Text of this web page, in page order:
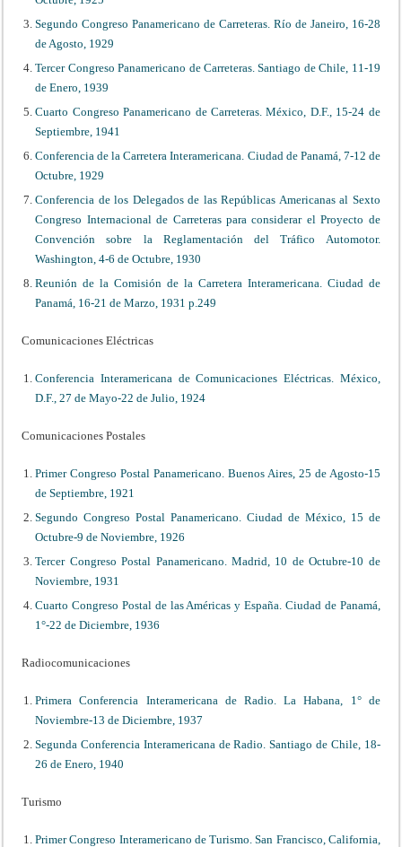
Segundo Congreso Panamericano de Carreteras. Río de Janeiro, 16-28
de Agosto, 1929
Tercer Congreso Panamericano de Carreteras. Santiago de Chile, 11-19
de Enero, 1939
Cuarto Congreso Panamericano de Carreteras. México, D.F., 15-24 de
Septiembre, 1941
Conferencia de la Carretera Interamericana. Ciudad de Panamá, 7-12 de
Octubre, 1929
Conferencia de los Delegados de las Repúblicas Americanas al Sexto
Congreso Internacional de Carreteras para considerar el Proyecto de
Convención sobre la Reglamentación del Tráfico Automotor.
Washington, 4-6 de Octubre, 1930
Reunión de la Comisión de la Carretera Interamericana. Ciudad de
Panamá, 16-21 de Marzo, 1931 p.249
Comunicaciones Eléctricas
Conferencia Interamericana de Comunicaciones Eléctricas. México,
D.F., 27 de Mayo-22 de Julio, 1924
Comunicaciones Postales
Primer Congreso Postal Panamericano. Buenos Aires, 25 de Agosto-15
de Septiembre, 1921
Segundo Congreso Postal Panamericano. Ciudad de México, 15 de
Octubre-9 de Noviembre, 1926
Tercer Congreso Postal Panamericano. Madrid, 10 de Octubre-10 de
Noviembre, 1931
Cuarto Congreso Postal de las Américas y España. Ciudad de Panamá,
1°-22 de Diciembre, 1936
Radiocomunicaciones
Primera Conferencia Interamericana de Radio. La Habana, 1° de
Noviembre-13 de Diciembre, 1937
Segunda Conferencia Interamericana de Radio. Santiago de Chile, 18-
26 de Enero, 1940
Turismo
Primer Congreso Interamericano de Turismo. San Francisco, California,